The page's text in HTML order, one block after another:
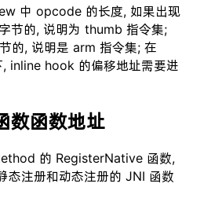
中 opcode 的长度, 如果出现
节的, 说明为 thumb 指令集;
的, 说明是 arm 指令集; 在
inline hook 的偏移地址需要进
数函数地址
的 RegisterNative 函数,
态注册和动态注册的 JNI 函数